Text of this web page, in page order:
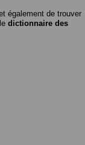
également de trouver
dictionnaire des